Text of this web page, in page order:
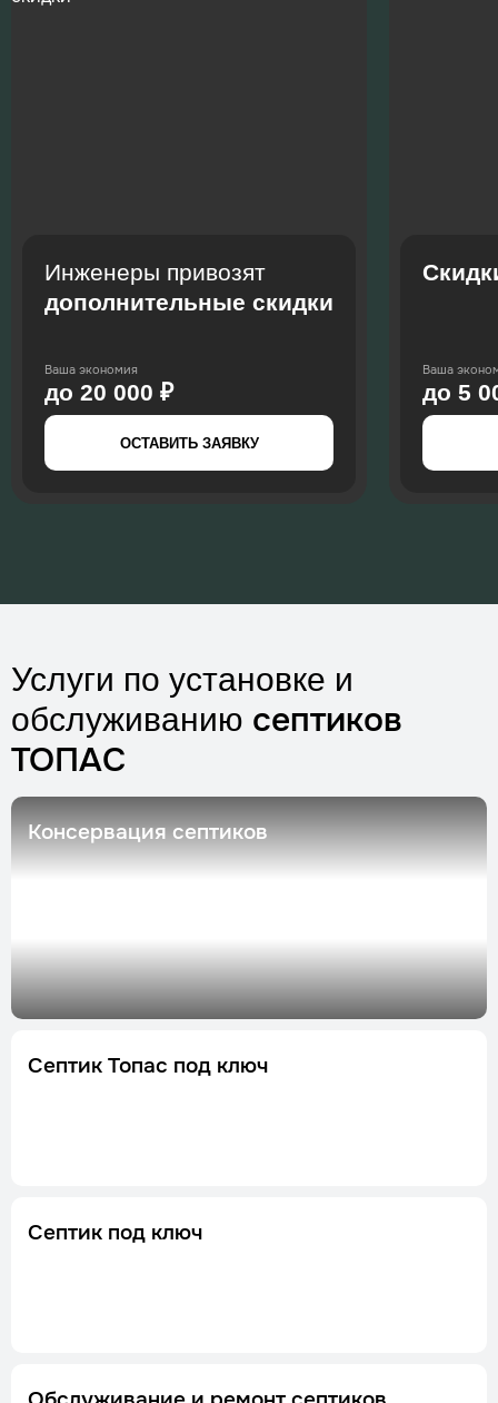
Инженеры привозят
дополнительные скидки
Ваша экономия
до 20 000 ₽
ОСТАВИТЬ ЗАЯВКУ
Ваша
до 5
Услуги по установке и
обслуживанию септиков
ТОПАС
Консервация септиков
Септик Топас под ключ
Септик под ключ